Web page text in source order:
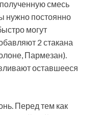
смесь
нужно постоянно
могут
2 стакана
Пармезан).
оставшееся
Перед тем как